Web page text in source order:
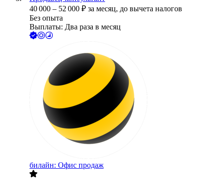
40 000 – 52 000 ₽ за месяц, до вычета налогов
Без опыта
Выплаты: Два раза в месяц
билайн: Офис продаж